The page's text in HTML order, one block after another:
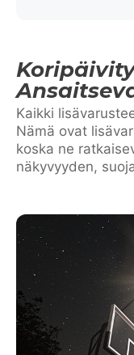
Kaikki
Nämä ovat
koska ne
näkyvyyden,